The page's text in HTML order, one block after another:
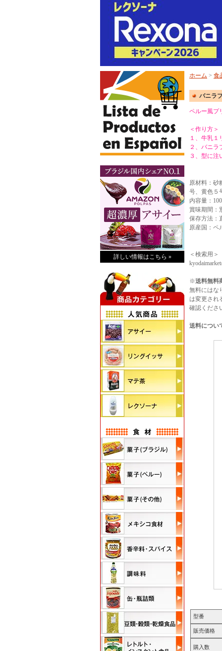
詳しい情報はこちら »
ホーム > 食
バニラ
ペルー風プ
＜作り方＞
１、牛乳１
２、バニラ
３、型に注
原材料：砂
号、黄色５
内容量：
賞味期間：
保存方法：
原産国：ペ
＜検索用＞
※送料無料
無料にはな
は変更され
確認くださ
送料につい
型番
販売価格
購入数